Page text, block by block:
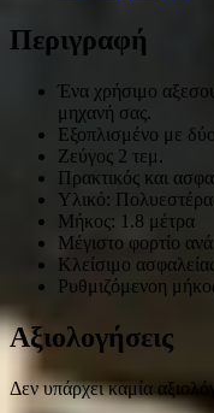
Περιγραφή
Ένα χρήσιμο
μηχανή σας.
Εξοπλισμένο με
Ζεύγος 2 τεμ.
Πρακτικός και
Υλικό:
Μήκος: 1.8 μέτρα
Μέγιστο φορτίο
Κλείσιμο
Ρυθμιζόμενοη
Αξιολογήσεις
Δεν υπάρχει καμία